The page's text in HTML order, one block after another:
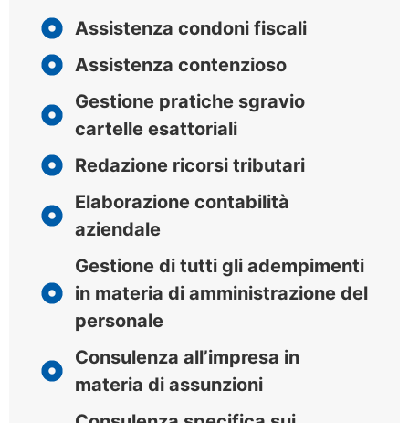
Assistenza condoni fiscali
Assistenza contenzioso
Gestione pratiche sgravio
cartelle esattoriali
Redazione ricorsi tributari
Elaborazione contabilità
aziendale
Gestione di tutti gli adempimenti
in materia di amministrazione del
personale
Consulenza all’impresa in
materia di assunzioni